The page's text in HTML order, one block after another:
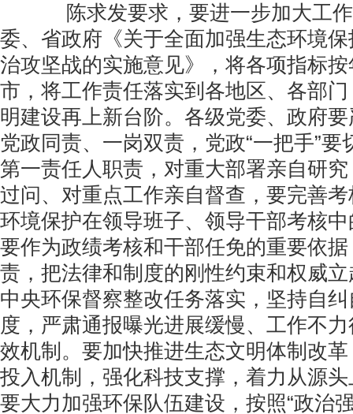
陈求发要求，要进一步加大工作
委、省政府《关于全面加强生态环境
治攻坚战的实施意见》，将各项指标
市，将工作责任落实到各地区、各部
明建设再上新台阶。各级党委、政府
党政同责、一岗双责，党政“一把手”
第一责任人职责，对重大部署亲自研
过问、对重点工作亲自督查，要完善
环境保护在领导班子、领导干部考核
要作为政绩考核和干部任免的重要依
责，把法律和制度的刚性约束和权威
中央环保督察整改任务落实，坚持自
度，严肃通报曝光进展缓慢、工作不
效机制。要加快推进生态文明体制改
投入机制，强化科技支撑，着力从源
要大力加强环保队伍建设，按照“政治